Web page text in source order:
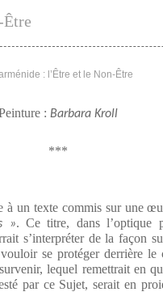
Être
: Barbara Kroll
***
un texte commis sur une
». Ce titre, dans l’optique
s’interpréter de la façon
se protéger derrière
lequel remettrait en
par ce Sujet, serait en